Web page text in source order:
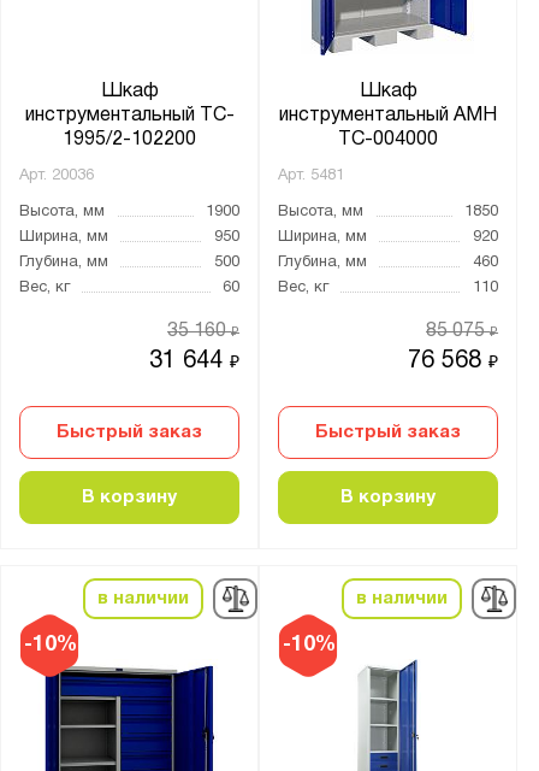
Шкаф
инструментальный TC-
1995/2-102200
Арт. 20036
Высота, мм
1900
Ширина, мм
950
Глубина, мм
500
Вес, кг
60
31 644₽
35 160₽
Быстрый заказ
В корзину
Шкаф
инструментальный AMH
TC-004000
Арт. 5481
Высота, мм
1850
Ширина, мм
920
Глубина, мм
460
Вес, кг
110
76 568₽
85 075₽
Быстрый заказ
В корзину
-10%
в наличии
-10%
в наличии
Тип покрытия поверхности:
оцинкованное
порошковое
Количество полок, шт.:
от до
1
2
4
5
6